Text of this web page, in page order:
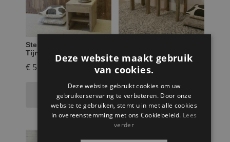
Steigerhouten tafeltje
Tijn
€ 59,95
Toevoegen aan
winkelwagen
table Stella
€89,95
Toevoegen aan
winkelwagen
Deze website maakt gebruik
van cookies.
Deze website gebruikt cookies om uw
gebruikerservaring te verbeteren. Door onze
website te gebruiken, stemt u in met alle cookies
in overeenstemming met ons Cookiebeleid. Lees
verder